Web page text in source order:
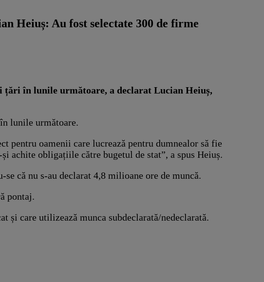
Heiuș: Au fost selectate 300 de firme
țări în lunile următoare, a declarat Lucian Heiuș,
lunile următoare.
pentru oamenii care lucrează pentru dumnealor să fie
achite obligațiile către bugetul de stat”, a spus Heiuș.
se că nu s-au declarat 4,8 milioane ore de muncă.
pontaj.
și care utilizează munca subdeclarată/nedeclarată.